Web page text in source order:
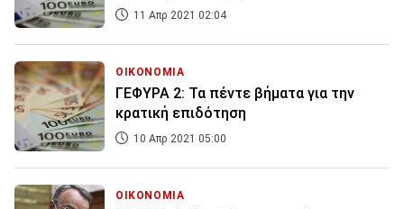
11 Απρ 2021 02:04
ΟΙΚΟΝΟΜΙΑ
ΓΕΦΥΡΑ 2: Τα πέντε βήματα για την
κρατική επιδότηση
10 Απρ 2021 05:00
ΟΙΚΟΝΟΜΙΑ